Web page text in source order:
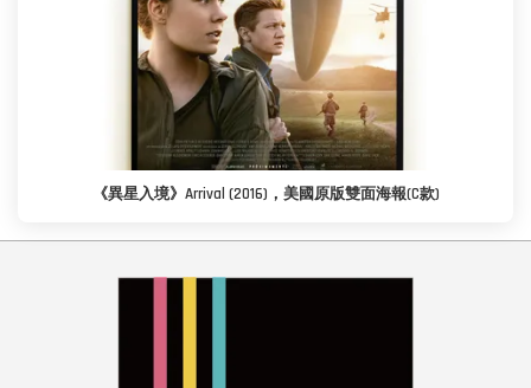
《異星入境》Arrival (2016)，美國原版雙面海報(C款)